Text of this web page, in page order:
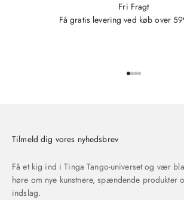
Fri Fragt
Få gratis levering ved køb over
Tilmeld dig vores nyhedsbrev
Få et kig ind i Tinga Tango-universet og vær
høre om nye kunstnere, spændende produkter
indslag.